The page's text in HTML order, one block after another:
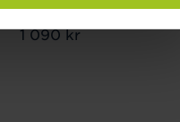
Silverhalsband Flow
Pris:1 090 kr
1 090 kr